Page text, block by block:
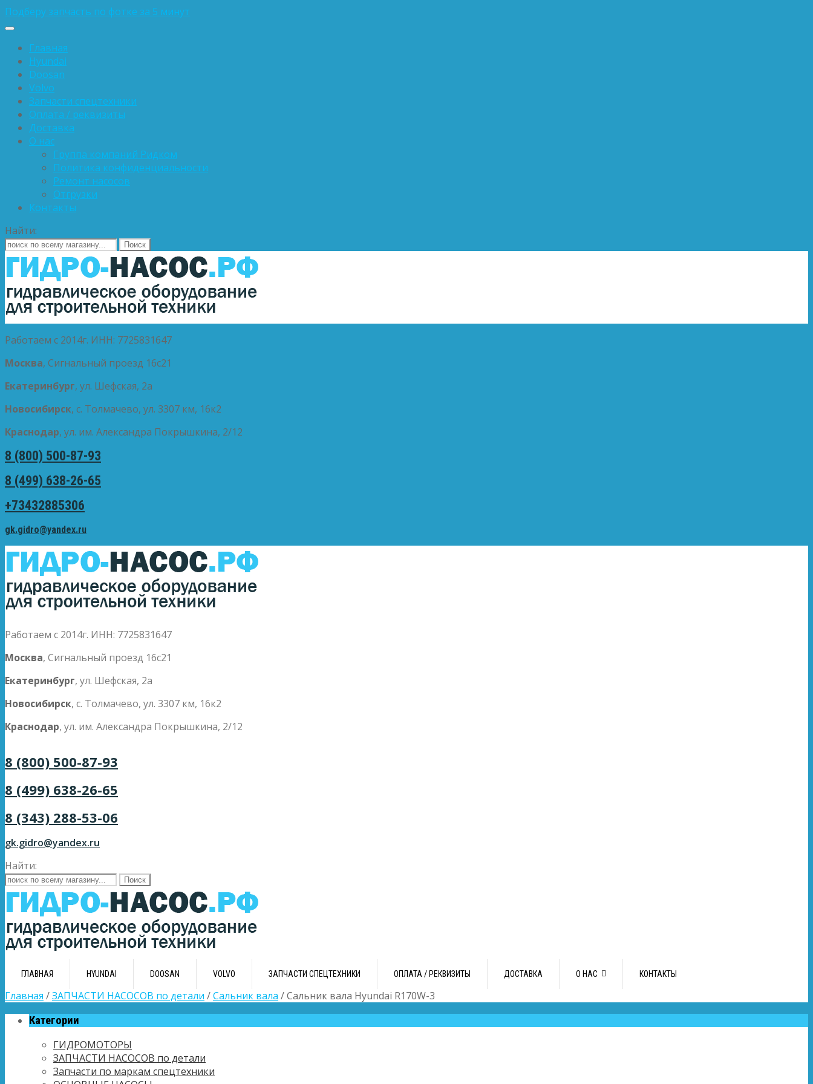
Подберу запчасть по фотке за 5 минут
Главная
Hyundai
Doosan
Volvo
Запчасти спецтехники
Оплата / реквизиты
Доставка
О нас
Группа компаний Ридком
Политика конфиденциальности
Ремонт насосов
Отгрузки
Контакты
Найти:
Работаем с 2014г. ИНН: 7725831647
Москва, Сигнальный проезд 16с21
Екатеринбург, ул. Шефская, 2а
Новосибирск, с. Толмачево, ул. 3307 км, 16к2
Краснодар, ул. им. Александра Покрышкина, 2/12
8 (800) 500-87-93
8 (499) 638-26-65
+73432885306
gk.gidro@yandex.ru
Работаем с 2014г. ИНН: 7725831647
Москва, Сигнальный проезд 16с21
Екатеринбург, ул. Шефская, 2а
Новосибирск, с. Толмачево, ул. 3307 км, 16к2
Краснодар, ул. им. Александра Покрышкина, 2/12
8 (800) 500-87-93
8 (499) 638-26-65
8 (343) 288-53-06
gk.gidro@yandex.ru
Найти:
ГЛАВНАЯ HYUNDAI DOOSAN VOLVO ЗАПЧАСТИ СПЕЦТЕХНИКИ ОПЛАТА / РЕКВИЗИТЫ ДОСТАВКА О НАС КОНТАКТЫ
Главная /ЗАПЧАСТИ НАСОСОВ по детали /Сальник вала / Сальник вала Hyundai R170W-3
Категории
ГИДРОМОТОРЫ
ЗАПЧАСТИ НАСОСОВ по детали
Запчасти по маркам спецтехники